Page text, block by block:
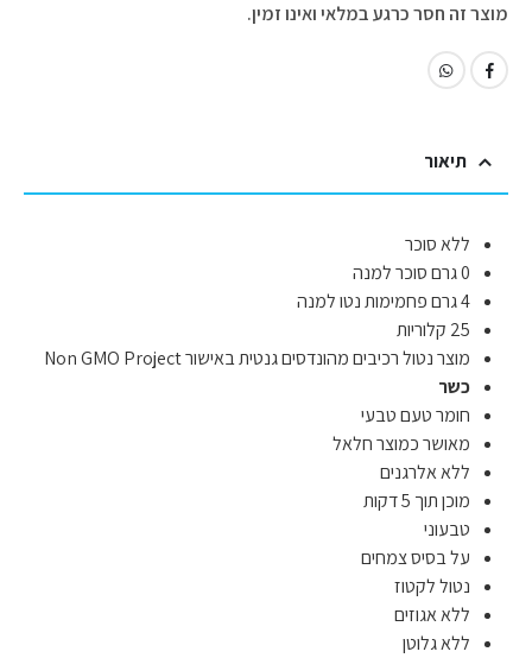
מוצר זה חסר כרגע במלאי ואינו זמין.
תיאור
ללא סוכר
0 גרם סוכר למנה
4 גרם פחמימות נטו למנה
25 קלוריות
מוצר נטול רכיבים מהונדסים גנטית באישור Non GMO Project
כשר
חומר טעם טבעי
מאושר כמוצר חלאל
ללא אלרגנים
מוכן תוך 5 דקות
טבעוני
על בסיס צמחים
נטול לקטוז
ללא אגוזים
ללא גלוטן